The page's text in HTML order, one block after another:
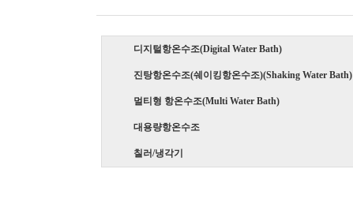
디지털항온수조(Digital Water Bath)
진탕항온수조(쉐이킹항온수조)(Shaking Water Bath)
멀티형 항온수조(Multi Water Bath)
대용량항온수조
칠러/냉각기